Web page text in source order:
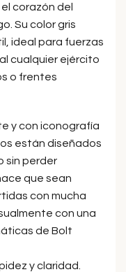
corazón del
Su color gris
ideal para fuerzas
cualquier ejército
o frentes
y con iconografía
están diseñados
sin perder
que sean
con mucha
con una
de Bolt
y claridad.